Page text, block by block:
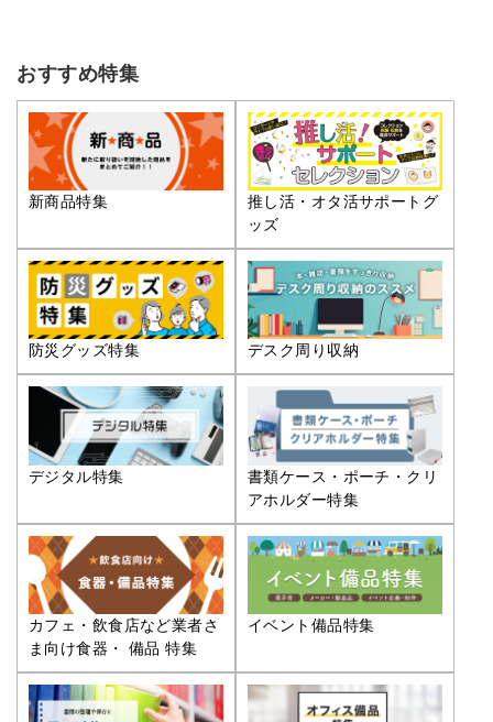
おすすめ特集
新商品特集
推し活・オタ活サポートグ
ッズ
防災グッズ特集 デスク周り収納
デジタル特集
書類ケース・ポーチ・クリ
アホルダー特集
カフェ・飲食店など業者さ
ま向け食器・ 備品 特集
イベント備品特集